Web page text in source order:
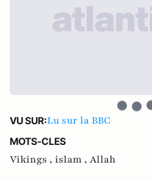
VU SUR:Lu sur la BBC
MOTS-CLES
Vikings , islam , Allah